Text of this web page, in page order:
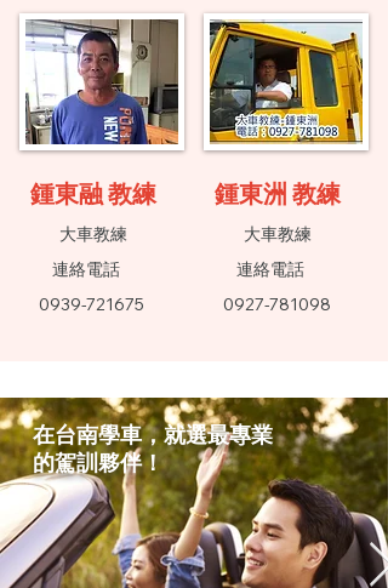
鍾東融 教練
​大車教練
連絡電話
0939-721675
鍾東洲 教練
​大車教練
連絡電話
0927-781098
在台南學車，就選最專業
的駕訓夥伴！